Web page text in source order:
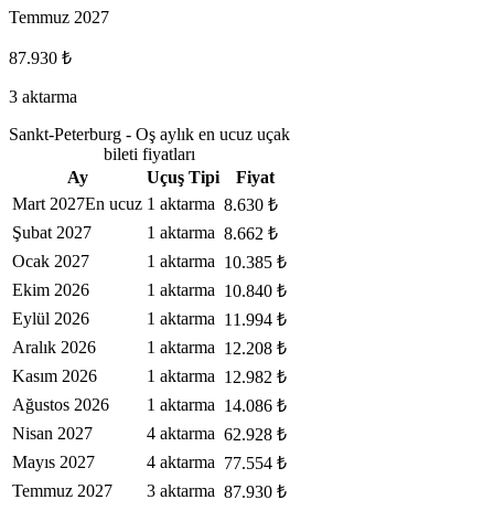
Temmuz 2027
87.930 ₺
3 aktarma
Sankt-Peterburg - Oş aylık en ucuz uçak
bileti fiyatları
Ay
Uçuş Tipi
Fiyat
Mart 2027En ucuz 1 aktarma 8.630 ₺
Şubat 2027
1 aktarma 8.662 ₺
Ocak 2027
1 aktarma 10.385 ₺
Ekim 2026
1 aktarma 10.840 ₺
Eylül 2026
1 aktarma 11.994 ₺
Aralık 2026
1 aktarma 12.208 ₺
Kasım 2026
1 aktarma 12.982 ₺
Ağustos 2026
1 aktarma 14.086 ₺
Nisan 2027
4 aktarma 62.928 ₺
Mayıs 2027
4 aktarma 77.554 ₺
Temmuz 2027
3 aktarma 87.930 ₺